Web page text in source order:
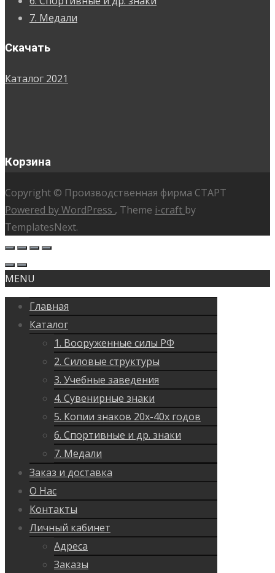
7. Медали
Скачать
Каталог 2021
Корзина
Copyright © Производственная фирма СТАРТ
Powered by WordPress , Theme i-craft by
TemplatesNext.
MENU
Главная
Каталог
1. Вооруженные силы РФ
2. Силовые структуры
3. Учебные заведения
4. Сувенирные знаки
5. Копии знаков 20х-40х годов
6. Спортивные и др. знаки
7. Медали
Заказ и доставка
О Нас
Контакты
Личный кабинет
Адреса
Заказы